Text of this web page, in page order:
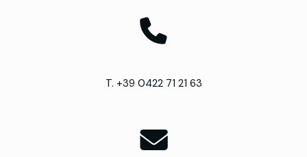
T. +39 0422 71 21 63